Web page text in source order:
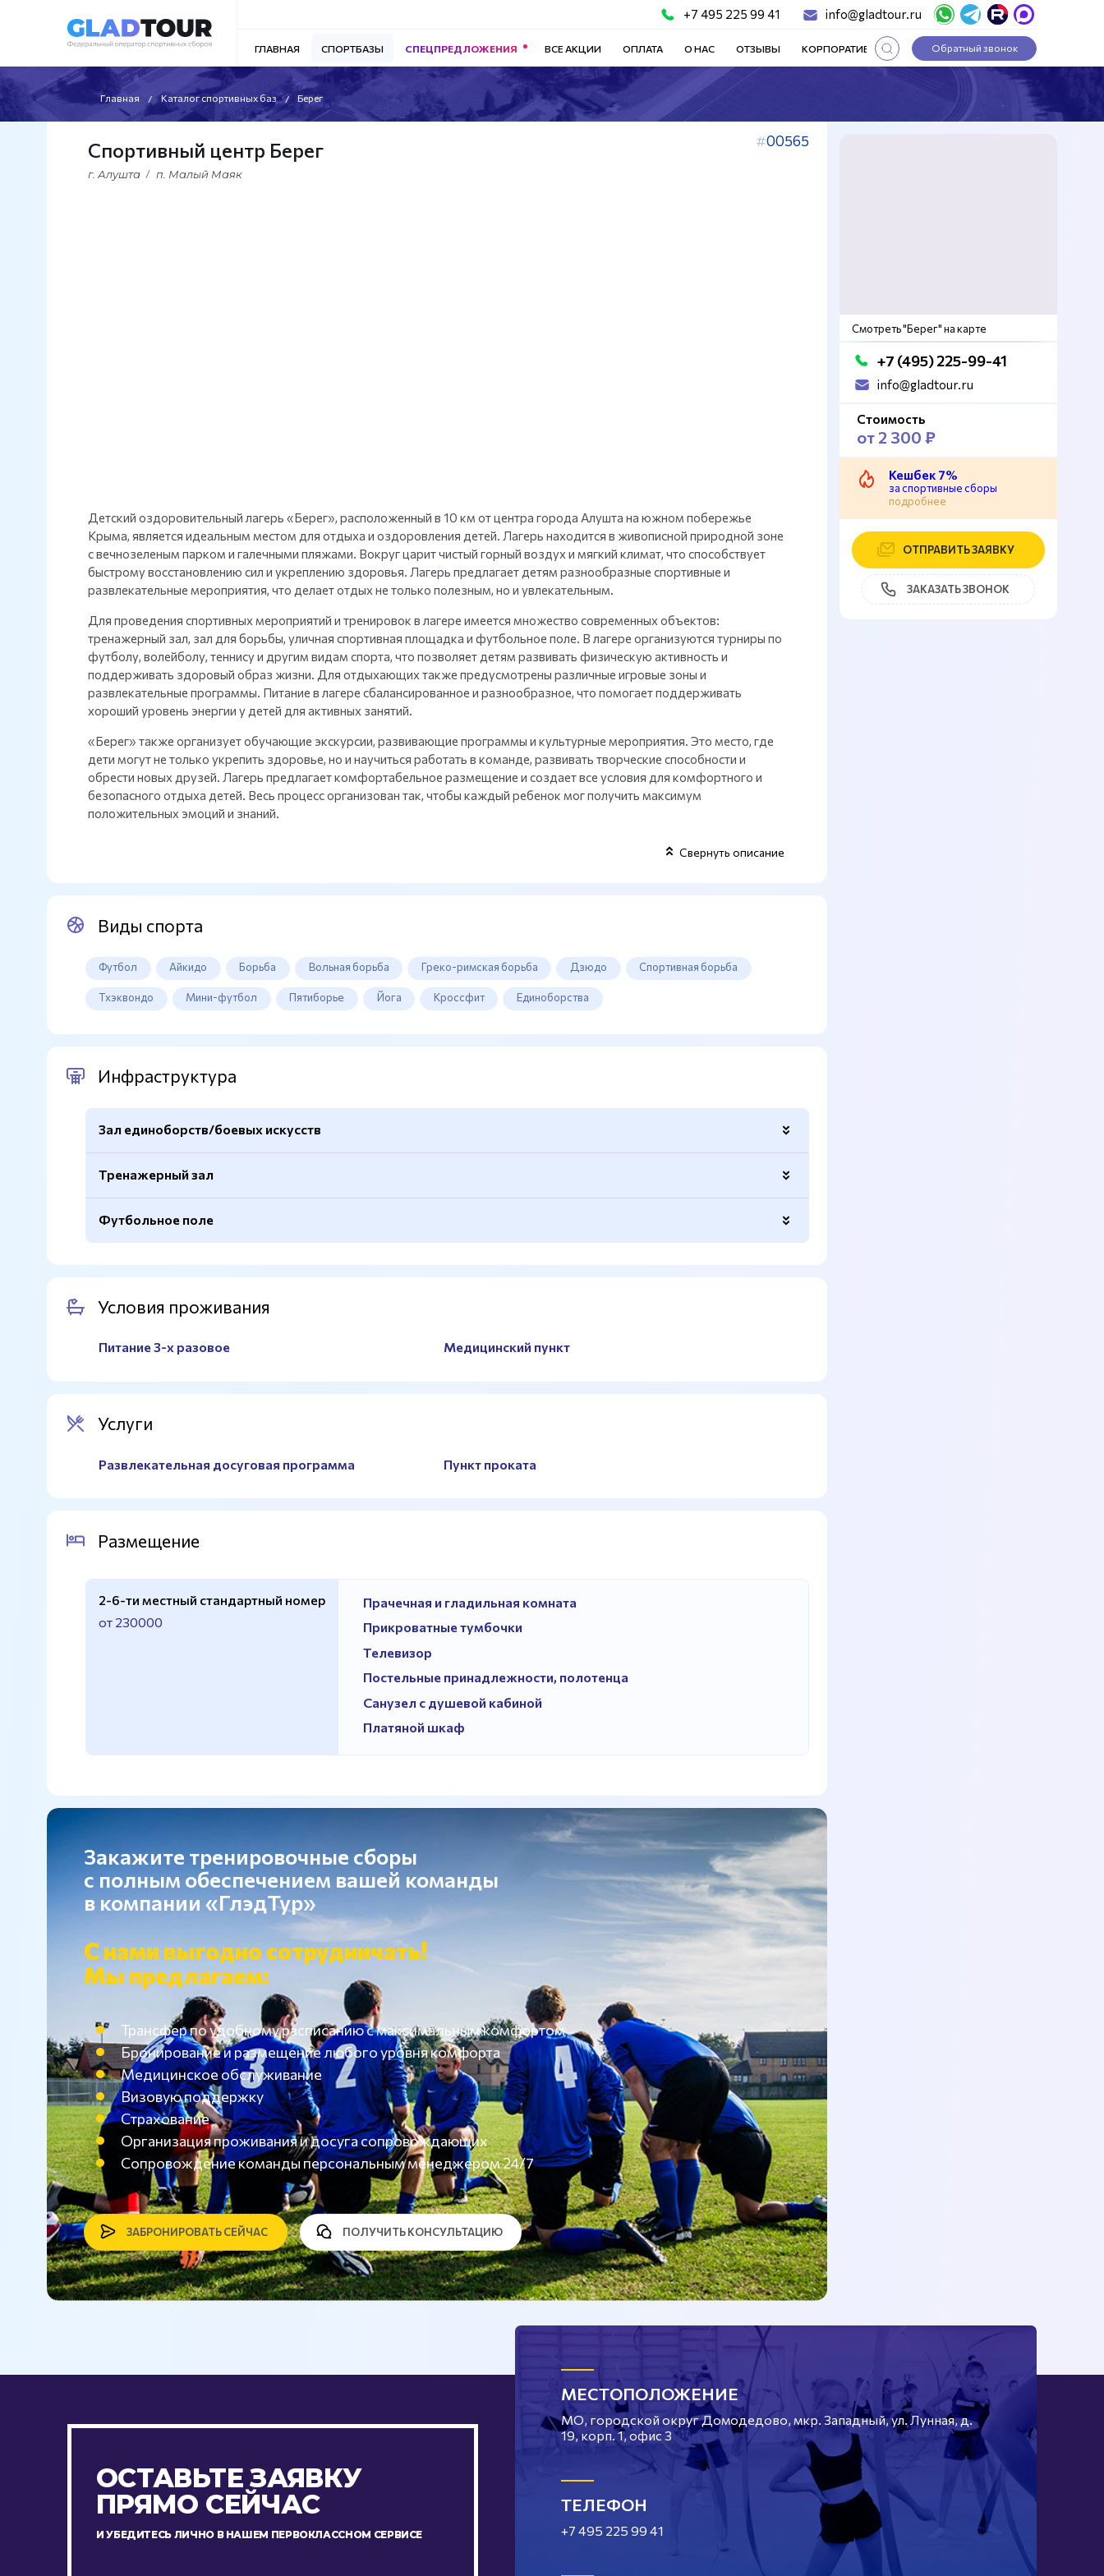
+7 495 225 99 41 info@gladtour.ru
ГЛАВНАЯ СПОРТБАЗЫ СПЕЦПРЕДЛОЖЕНИЯ ВСЕ АКЦИИ ОПЛАТА О НАС ОТЗЫВЫ КОРПОРАТИВНЫЕ ТУРЫ СТАТЬИ
Обратный звонок
Главная Каталог спортивных баз Берег
00565
Спортивный центр Берег
г. Алушта п. Малый Маяк
Детский оздоровительный лагерь «Берег», расположенный в 10 км от центра города Алушта на южном побережье
Крыма, является идеальным местом для отдыха и оздоровления детей. Лагерь находится в живописной природной зоне
с вечнозеленым парком и галечными пляжами. Вокруг царит чистый горный воздух и мягкий климат, что способствует
быстрому восстановлению сил и укреплению здоровья. Лагерь предлагает детям разнообразные спортивные и
развлекательные мероприятия, что делает отдых не только полезным, но и увлекательным.
Для проведения спортивных мероприятий и тренировок в лагере имеется множество современных объектов:
тренажерный зал, зал для борьбы, уличная спортивная площадка и футбольное поле. В лагере организуются турниры по
футболу, волейболу, теннису и другим видам спорта, что позволяет детям развивать физическую активность и
поддерживать здоровый образ жизни. Для отдыхающих также предусмотрены различные игровые зоны и
развлекательные программы. Питание в лагере сбалансированное и разнообразное, что помогает поддерживать
хороший уровень энергии у детей для активных занятий.
«Берег» также организует обучающие экскурсии, развивающие программы и культурные мероприятия. Это место, где
дети могут не только укрепить здоровье, но и научиться работать в команде, развивать творческие способности и
обрести новых друзей. Лагерь предлагает комфортабельное размещение и создает все условия для комфортного и
безопасного отдыха детей. Весь процесс организован так, чтобы каждый ребенок мог получить максимум
положительных эмоций и знаний.
Свернуть описание
Виды спорта
Футбол Айкидо Борьба Вольная борьба Греко-римская борьба Дзюдо Спортивная борьба
Тхэквондо Мини-футбол Пятиборье Йога Кроссфит Единоборства
Инфраструктура
Зал единоборств/боевых искусств
Покрытие
Татами
Тренажерный зал
Вид тренажеров Кардиотренажеры, силовые, гантельный ряд
Футбольное поле
Покрытие
Условия проживания
Питание 3-х разовое Медицинский пункт
Услуги
Развлекательная досуговая программа Пункт проката
Размещение
2-6-ти местный стандартный номер
от 230000
Прачечная и гладильная комната
Прикроватные тумбочки
Телевизор
Постельные принадлежности, полотенца
Санузел с душевой кабиной
Платяной шкаф
Закажите тренировочные сборы
с полным обеспечением вашей команды
в компании «ГлэдТур»
С нами выгодно сотрудничать!
Мы предлагаем:
Трансфер по удобному расписанию с максимальным комфортом
Бронирование и размещение любого уровня комфорта
Медицинское обслуживание
Визовую поддержку
Страхование
Организация проживания и досуга сопровождающих
Сопровождение команды персональным менеджером 24/7
ЗАБРОНИРОВАТЬ СЕЙЧАС ПОЛУЧИТЬ КОНСУЛЬТАЦИЮ
Смотреть "Берег" на карте
+7 (495) 225-99-41
info@gladtour.ru
Стоимость
от 2 300 ₽
Кешбек 7%
за спортивные сборы
подробнее
ОТПРАВИТЬ ЗАЯВКУ
ЗАКАЗАТЬ ЗВОНОК
ОСТАВЬТЕ ЗАЯВКУ
ПРЯМО СЕЙЧАС
И УБЕДИТЕСЬ ЛИЧНО В НАШЕМ ПЕРВОКЛАССНОМ СЕРВИСЕ
МЕСТОПОЛОЖЕНИЕ
МО, городской округ Домодедово, мкр. Западный, ул. Лунная, д.
19, корп. 1, офис 3
ТЕЛЕФОН
+7 495 225 99 41